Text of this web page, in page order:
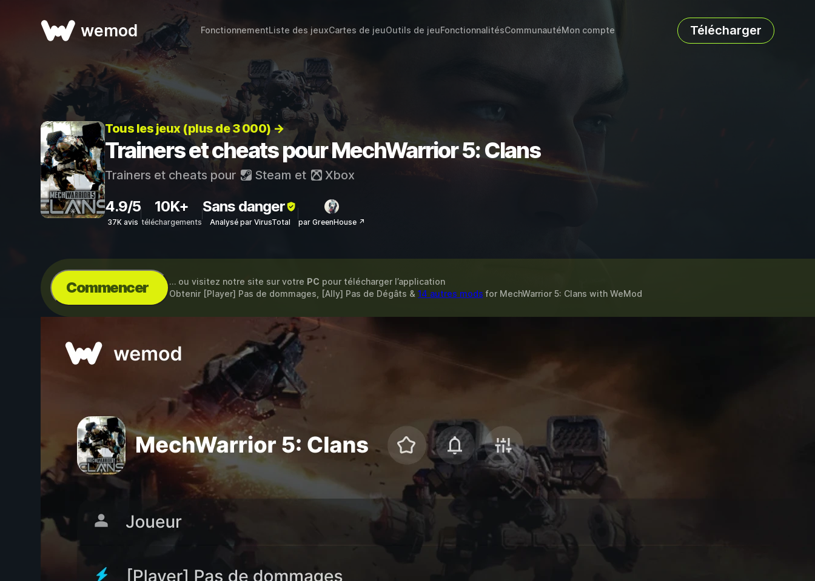
wemod FonctionnementListe des jeuxCartes de jeuOutils de jeuFonctionnalitésCommunautéMon compte Télécharger
Tous les jeux (plus de 3 000) →
Trainers et cheats pour MechWarrior 5: Clans
Trainers et cheats pour Steam et Xbox
4.9/5
37K avis
10K+
téléchargements
Sans danger
Analysé par VirusTotal par GreenHouse ↗
Commencer … ou visitez notre site sur votre PC pour télécharger l’application
Obtenir [Player] Pas de dommages, [Ally] Pas de Dégâts & 14 autres mods for MechWarrior 5: Clans with WeMod